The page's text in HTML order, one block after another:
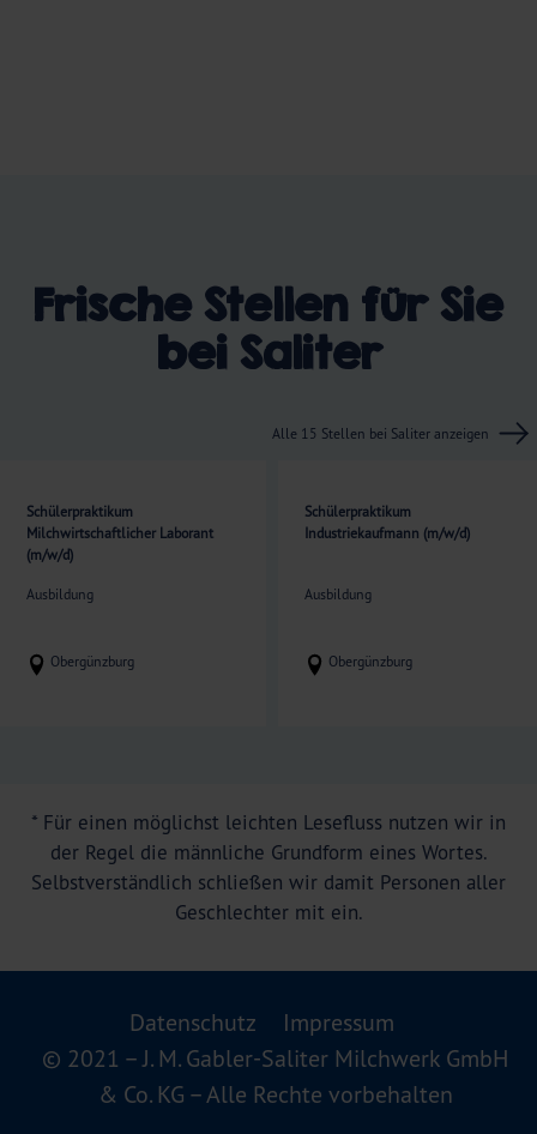
Frische Stellen für Sie
bei Saliter
Schülerpraktikum
Milchwirtschaftlicher Laborant
(m/w/d)
Ausbildung
Obergünzburg
Schülerpraktikum
Industriekaufmann (m/w/d)
Ausbildung
Obergünzburg
Alle 15 Stellen bei Saliter anzeigen
* Für einen möglichst leichten Lesefluss nutzen wir in
der Regel die männliche Grundform eines Wortes.
Selbstverständlich schließen wir damit Personen aller
Geschlechter mit ein.
Datenschutz
Impressum
© 2021 – J. M. Gabler-Saliter Milchwerk GmbH
& Co. KG – Alle Rechte vorbehalten